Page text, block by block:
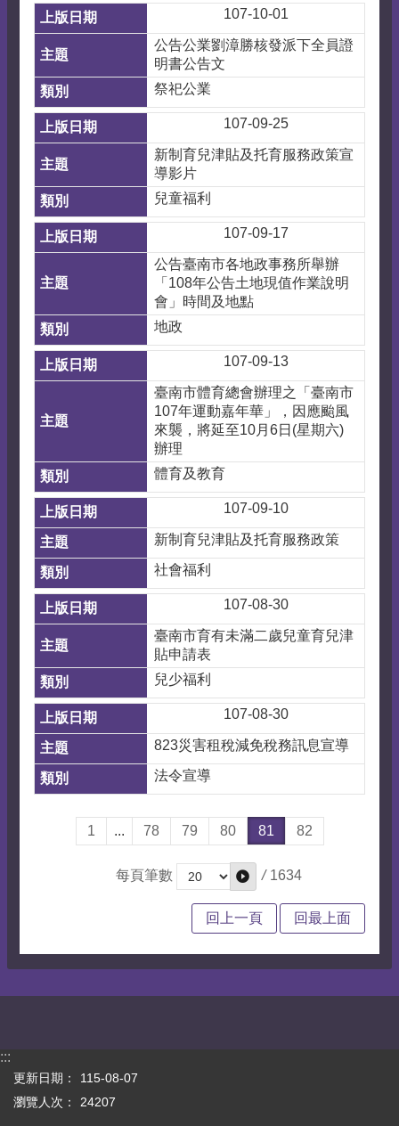
107-10-01
公告公業劉漳勝核發派下全員證
明書公告文
祭祀公業
107-09-25
新制育兒津貼及托育服務政策宣
導影片
兒童福利
107-09-17
公告臺南市各地政事務所舉辦
「108年公告土地現值作業說明
會」時間及地點
地政
107-09-13
臺南市體育總會辦理之「臺南市
107年運動嘉年華」，因應颱風
來襲，將延至10月6日(星期六)
辦理
體育及教育
107-09-10
新制育兒津貼及托育服務政策
社會福利
107-08-30
臺南市育有未滿二歲兒童育兒津
貼申請表
兒少福利
107-08-30
823災害租稅減免稅務訊息宣導
法令宣導
1 ... 78 79 80 81 82
每頁筆數 / 1634
回上一頁 回最上面
:::
更新日期：
115-08-07
瀏覽人次：
24207